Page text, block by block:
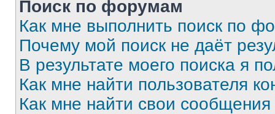
Поиск по форумам
Как мне выполнить поиск по
Почему мой поиск не даёт
В результате моего поиска я
Как мне найти пользователя
Как мне найти свои